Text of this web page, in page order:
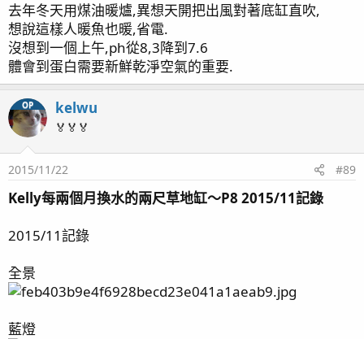
去年冬天用煤油暖爐,異想天開把出風對著底缸直吹,
想說這樣人暖魚也暖,省電.
沒想到一個上午,ph從8,3降到7.6
體會到蛋白需要新鮮乾淨空氣的重要.
OP kelwu
🏅🏅🏅
2015/11/22 #89
Kelly每兩個月換水的兩尺草地缸～P8 2015/11記錄
2015/11記錄
全景
藍燈